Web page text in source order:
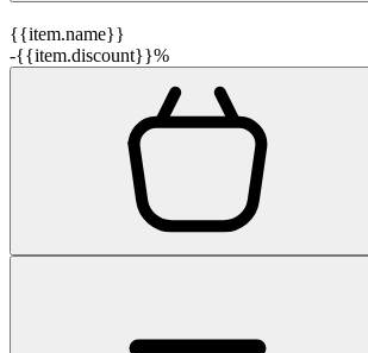
{{item.name}}
-{{item.discount}}%